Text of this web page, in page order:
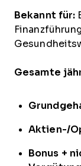
Bekannt für:
Gesamte
Aktien-/
Bonus +